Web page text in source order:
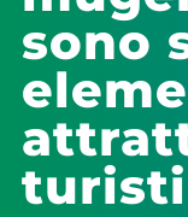
sono
turisti